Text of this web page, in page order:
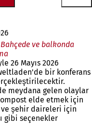
ve balkonda
26 Mayıs 2026
bir konferans
meydana gelen olaylar
elde etmek için
ve şehir daireleri için
gibi seçenekler